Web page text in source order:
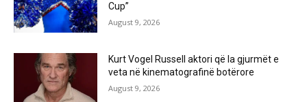
Cup”
August 9, 2026
Kurt Vogel Russell aktori që la gjurmët e
veta në kinematografinë botërore
August 9, 2026